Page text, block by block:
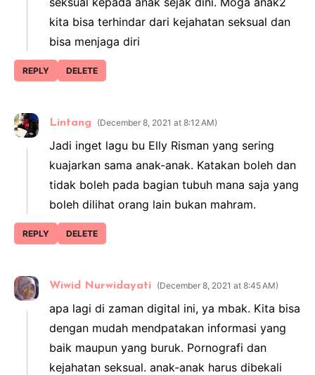
kita bisa terhindar dari kejahatan seksual dan
bisa menjaga diri
REPLY DELETE
Lintang December 8, 2021 at 8:12 AM
Jadi inget lagu bu Elly Risman yang sering
kuajarkan sama anak-anak. Katakan boleh dan
tidak boleh pada bagian tubuh mana saja yang
boleh dilihat orang lain bukan mahram.
REPLY DELETE
Wiwid Nurwidayati December 8, 2021 at 8:45 AM
apa lagi di zaman digital ini, ya mbak. Kita bisa
dengan mudah mendpatakan informasi yang
baik maupun yang buruk. Pornografi dan
kejahatan seksual. anak-anak harus dibekali